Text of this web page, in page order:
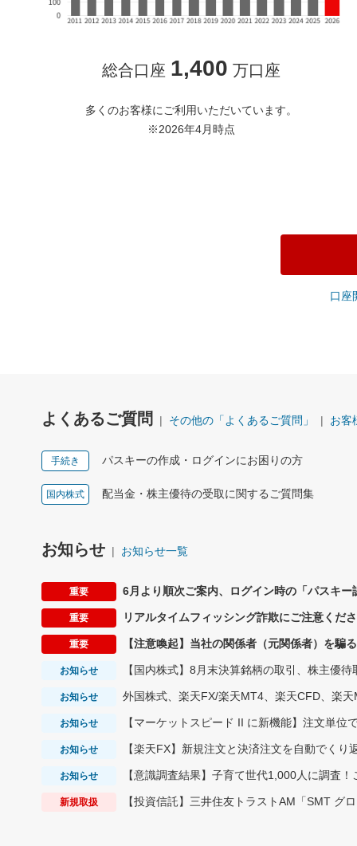
総合口座 1,400 万口座
多くのお客様にご利用いただいています。
※2026年4月時点
口座
よくあるご質問 その他の「よくあるご質問」 お客
手続き パスキーの作成・ログインにお困りの方
国内株式 配当金・株主優待の受取に関するご質問集
お知らせ お知らせ一覧
重要 6月より順次ご案内、ログイン時の「パスキ
重要 リアルタイムフィッシング詐欺にご注意くだ
重要 【注意喚起】当社の関係者（元関係者）を騙
お知らせ 【国内株式】8月末決算銘柄の取引、株主優
お知らせ 外国株式、楽天FX/楽天MT4、楽天CFD、楽天
お知らせ 【マーケットスピード II に新機能】注文単位で板
お知らせ 【楽天FX】新規注文と決済注文を自動でく
お知らせ 【意識調査結果】子育て世代1,000人に調査
新規取扱 【投資信託】三井住友トラストAM「SMT グ